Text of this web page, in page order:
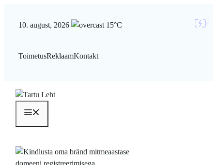
10. august, 2026 15°C
ToimetusReklaamKontakt